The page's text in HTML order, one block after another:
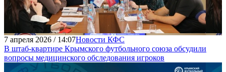
7 апреля 2026 / 14:07Новости КФС
В штаб-квартире Крымского футбольного союза обсудили
вопросы медицинского обследования игроков